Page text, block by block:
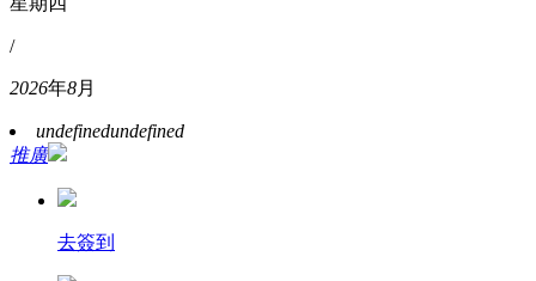
/
2026年8月
undefinedundefined
推廣
去簽到